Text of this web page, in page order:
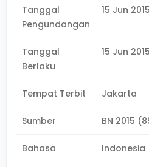
Tanggal
Pengundangan
15 Jun 2015
Tanggal
Berlaku
15 Jun
Tempat Terbit Jakarta
Sumber BN 2015
Bahasa Indonesia